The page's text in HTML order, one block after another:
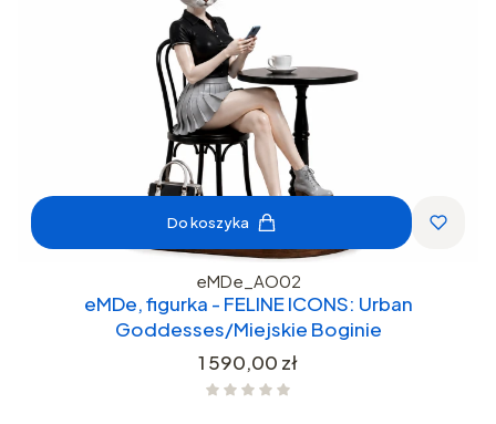
Do koszyka
eMDe_AO02
eMDe, figurka - FELINE ICONS: Urban
Goddesses/Miejskie Boginie
Cena
1 590,00 zł